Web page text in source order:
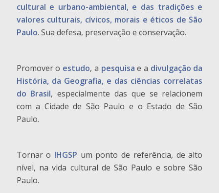
cultural e urbano-ambiental, e das tradições e
valores culturais, cívicos, morais e éticos de São
Paulo. Sua defesa, preservação e conservação.
Promover o estudo, a pesquisa e a divulgação da
História, da Geografia, e das ciências correlatas
do Brasil, especialmente das que se relacionem
com a Cidade de São Paulo e o Estado de São
Paulo.
Tornar o IHGSP um ponto de referência, de alto
nível, na vida cultural de São Paulo e sobre São
Paulo.